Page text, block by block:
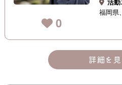
0
福岡県
詳細を見